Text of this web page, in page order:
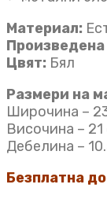
Материал:
Произведена
Цвят: Бял
Размери на
Широчина –
Височина –
Дебелина –
Безплатна